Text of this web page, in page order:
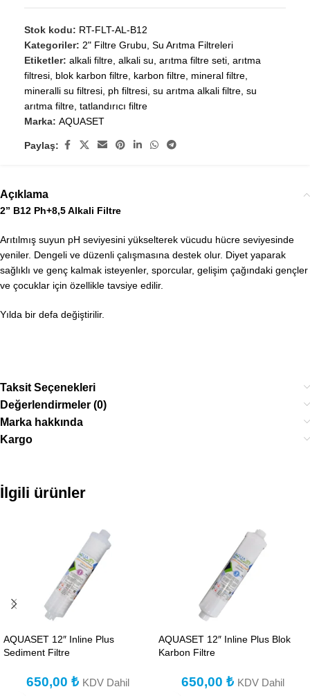
Stok kodu: RT-FLT-AL-B12
Kategoriler: 2" Filtre Grubu, Su Arıtma Filtreleri
Etiketler: alkali filtre, alkali su, arıtma filtre seti, arıtma
filtresi, blok karbon filtre, karbon filtre, mineral filtre,
mineralli su filtresi, ph filtresi, su arıtma alkali filtre, su
arıtma filtre, tatlandırıcı filtre
Marka: AQUASET
Paylaş:
Açıklama
2” B12 Ph+8,5 Alkali Filtre
Arıtılmış suyun pH seviyesini yükselterek vücudu hücre seviyesinde
yeniler. Dengeli ve düzenli çalışmasına destek olur. Diyet yaparak
sağlıklı ve genç kalmak isteyenler, sporcular, gelişim çağındaki gençler
ve çocuklar için özellikle tavsiye edilir.
Yılda bir defa değiştirilir.
Taksit Seçenekleri
Değerlendirmeler (0)
Marka hakkında
Kargo
İlgili ürünler
AQUASET 12″ Inline Plus
Sediment Filtre
650,00 ₺ KDV Dahil
AQUASET 12″ Inline Plus Blok
Karbon Filtre
650,00 ₺ KDV Dahil